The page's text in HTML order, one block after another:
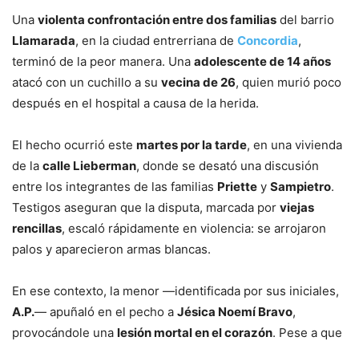
Una violenta confrontación entre dos familias del barrio
Llamarada, en la ciudad entrerriana de Concordia,
terminó de la peor manera. Una adolescente de 14 años
atacó con un cuchillo a su vecina de 26, quien murió poco
después en el hospital a causa de la herida.
El hecho ocurrió este martes por la tarde, en una vivienda
de la calle Lieberman, donde se desató una discusión
entre los integrantes de las familias Priette y Sampietro.
Testigos aseguran que la disputa, marcada por viejas
rencillas, escaló rápidamente en violencia: se arrojaron
palos y aparecieron armas blancas.
En ese contexto, la menor —identificada por sus iniciales,
A.P.— apuñaló en el pecho a Jésica Noemí Bravo,
provocándole una lesión mortal en el corazón. Pese a que